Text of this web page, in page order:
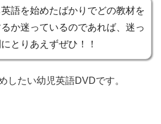
語を始めたばかりでどの教材を
か迷っているのであれば、迷っ
とりあえずぜひ！！
したい幼児英語DVDです。